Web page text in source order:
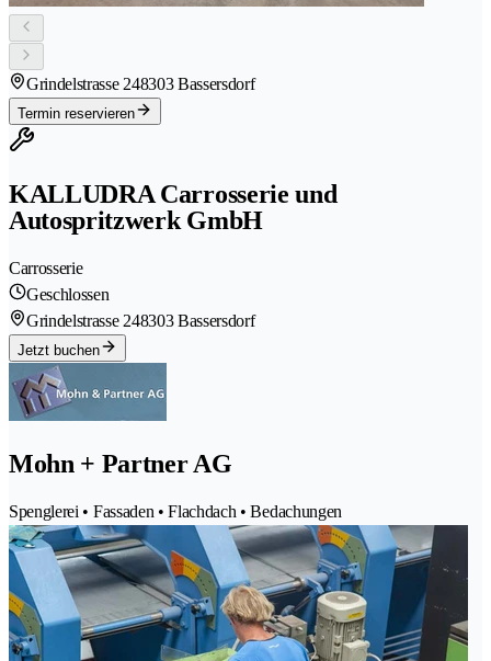
Grindelstrasse 248303 Bassersdorf
Termin reservieren
KALLUDRA Carrosserie und
Autospritzwerk GmbH
Carrosserie
Geschlossen
Grindelstrasse 248303 Bassersdorf
Jetzt buchen
Mohn + Partner AG
Spenglerei • Fassaden • Flachdach • Bedachungen